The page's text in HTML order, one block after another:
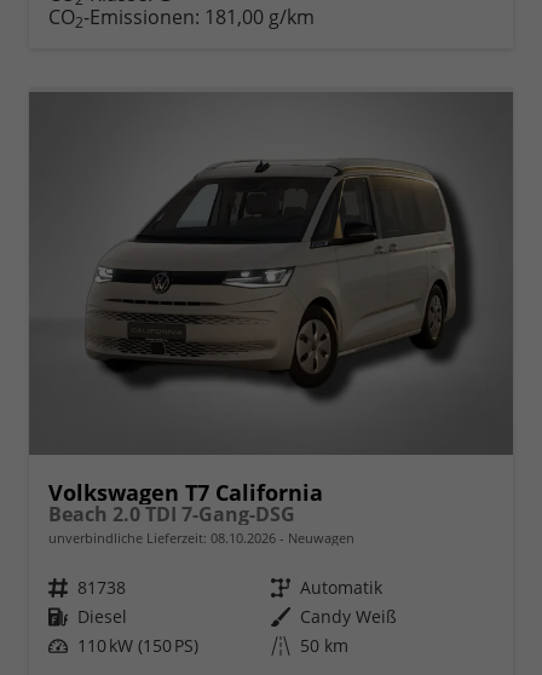
CO2-Emissionen: 181,00 g/km
Volkswagen T7 California
Beach 2.0 TDI 7-Gang-DSG
unverbindliche Lieferzeit: 08.10.2026 Neuwagen
Fahrzeugnr. 81738 Getriebe Automatik
Kraftstoff Diesel Außenfarbe Candy Weiß
Leistung 110 kW (150 PS) Kilometerstand 50 km